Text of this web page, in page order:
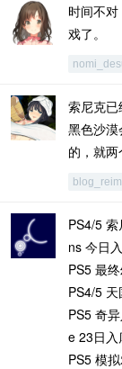
时间不
戏了。
索尼克已
黑色沙
的，就
PS4/5
ns 今日
PS5 最
PS4/5
PS5 奇
e 23日入
PS5 模